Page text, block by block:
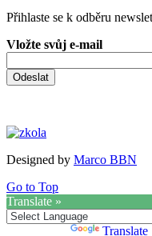
Přihlaste se k odběru
Vložte svůj e-mail
Odeslat
Designed by Marco BBN
Go to Top
Translate »
Translate